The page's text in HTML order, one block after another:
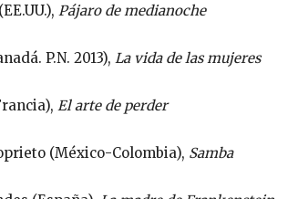
Pájaro de medianoche
P.N. 2013), La vida de las mujeres
El arte de perder
(México-Colombia), Samba